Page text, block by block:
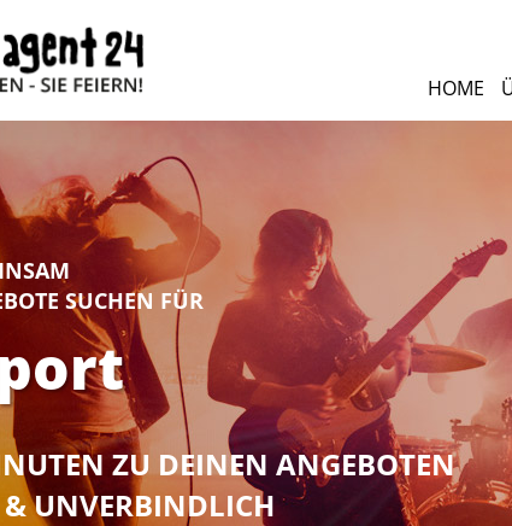
HOME
SUCHEN FÜR
ZU DEINEN ANGEBOTEN
& UNVERBINDLICH